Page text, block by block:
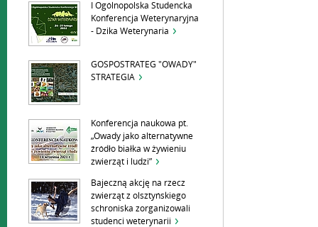
I Ogólnopolska Studencka
Konferencja Weterynaryjna
- Dzika Weterynaria
GOSPOSTRATEG "OWADY"
STRATEGIA
Konferencja naukowa pt.
„Owady jako alternatywne
źródło białka w żywieniu
zwierząt i ludzi”
Bajeczną akcję na rzecz
zwierząt z olsztyńskiego
schroniska zorganizowali
studenci weterynarii